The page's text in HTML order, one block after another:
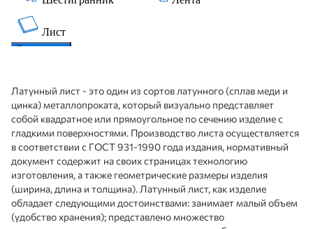
Латунный лист - это один из сортов латунного (сплав меди и
цинка) металлопроката, который визуально представляет
собой квадратное или прямоугольное по сечению изделие с
гладкими поверхностями. Производство листа осуществляется
в соответствии с ГОСТ 931-1990 года издания, нормативный
документ содержит на своих страницах технологию
изготовления, а также геометрические размеры изделия
(ширина, длина и толщина). Латунный лист, как изделие
обладает следующими достоинствами: занимает малый объем
(удобство хранения); представлено множество